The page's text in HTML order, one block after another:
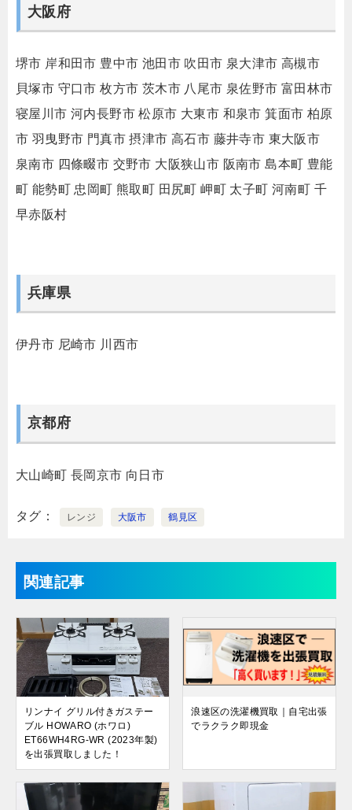
大阪府
堺市 岸和田市 豊中市 池田市 吹田市 泉大津市 高槻市
貝塚市 守口市 枚方市 茨木市 八尾市 泉佐野市 富田林市
寝屋川市 河内長野市 松原市 大東市 和泉市 箕面市 柏原
市 羽曳野市 門真市 摂津市 高石市 藤井寺市 東大阪市
泉南市 四條畷市 交野市 大阪狭山市 阪南市 島本町 豊能
町 能勢町 忠岡町 熊取町 田尻町 岬町 太子町 河南町 千
早赤阪村
兵庫県
伊丹市 尼崎市 川西市
京都府
大山崎町 長岡京市 向日市
タグ レンジ 大阪市 鶴見区
関連記事
リンナイ グリル付きガステー
ブル HOWARO (ホワロ)
ET66WH4RG-WR (2023年製)
を出張買取しました！
浪速区の洗濯機買取｜自宅出張
でラクラク即現金